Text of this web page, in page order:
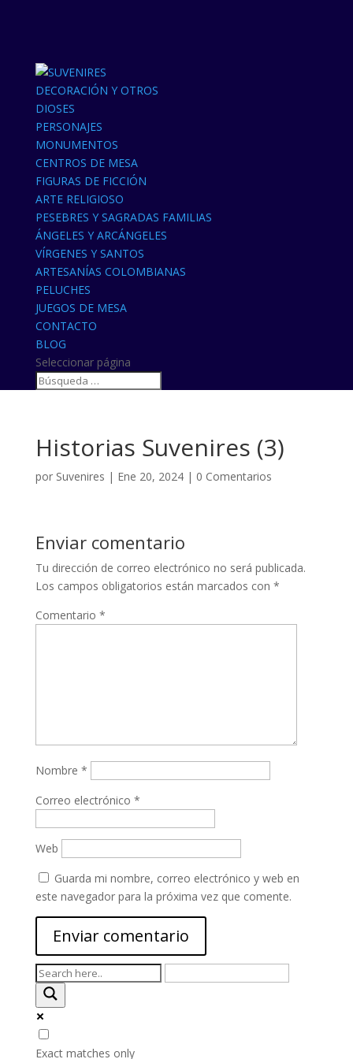
DECORACIÓN Y OTROS
DIOSES
PERSONAJES
MONUMENTOS
CENTROS DE MESA
FIGURAS DE FICCIÓN
ARTE RELIGIOSO
PESEBRES Y SAGRADAS FAMILIAS
ÁNGELES Y ARCÁNGELES
VÍRGENES Y SANTOS
ARTESANÍAS COLOMBIANAS
PELUCHES
JUEGOS DE MESA
CONTACTO
BLOG
Seleccionar página
Historias Suvenires (3)
por Suvenires | Ene 20, 2024| 0 Comentarios
Enviar comentario
Tu dirección de correo electrónico no será publicada.
Los campos obligatorios están marcados con *
Comentario *
Nombre *
Correo electrónico *
Web
Guarda mi nombre, correo electrónico y web en
este navegador para la próxima vez que comente.
Exact matches only